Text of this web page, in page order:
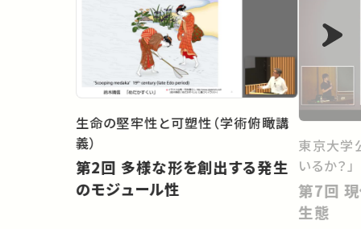
生命の堅牢性と可塑性（学術俯瞰講
義）
第2回 多様な形を創出する発生
のモジュール性
東京大学
いるか？」
第7回 現代社会に生きる人間の
生態